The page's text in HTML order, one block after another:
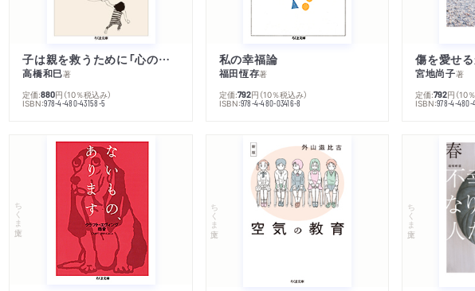
子は親を救うために「心の病」になる
高橋和巳著
定価:880円 （10％税込み）
ISBN:978-4-480-43158-5
私の幸福論
福田恆存著
定価:792円 （10％税込み）
ISBN:978-4-480-03416-8
傷を愛せ
宮地尚子著
定価:792円 （10
ISBN:978-4-480-
ちくま文庫 ちくま文庫 ちくま文庫